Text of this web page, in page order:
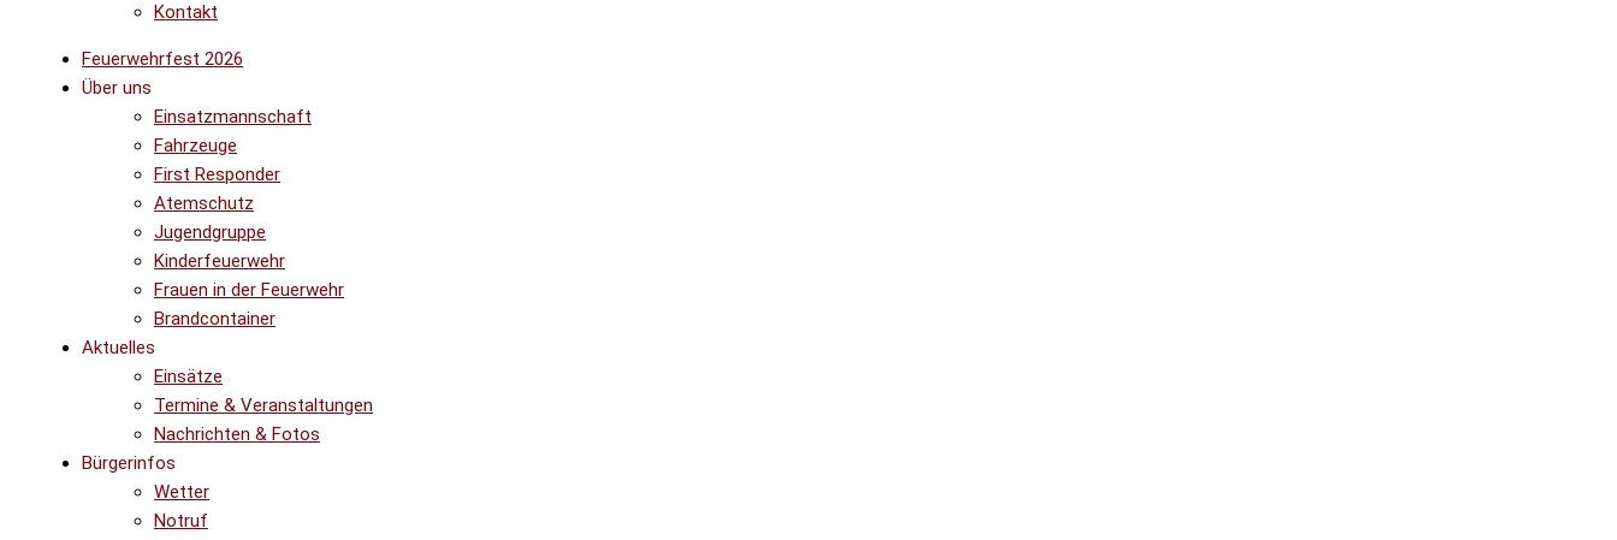
Kontakt
Feuerwehrfest 2026
Über uns
Einsatzmannschaft
Fahrzeuge
First Responder
Atemschutz
Jugendgruppe
Kinderfeuerwehr
Frauen in der Feuerwehr
Brandcontainer
Aktuelles
Einsätze
Termine & Veranstaltungen
Nachrichten & Fotos
Bürgerinfos
Wetter
Notruf